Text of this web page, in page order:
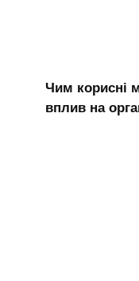
Чим корисні
вплив на